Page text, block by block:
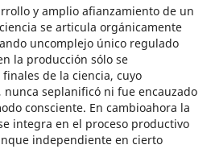
y amplio afianzamiento de un
se articula orgánicamente
uncomplejo único regulado
la producción sólo se
de la ciencia, cuyo
seplanificó ni fue encauzado
consciente. En cambioahora la
integra en el proceso productivo
independiente en cierto